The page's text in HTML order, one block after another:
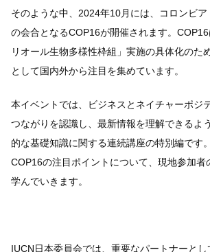
そのような中、2024年10月には、コロンビ
の会合となるCOP16が開催されます。
リオール生物多様性枠組」実施の具体化のた
として国内外から注目を集めています。
本イベントでは、ビジネスとネイチャーポジ
つながりを認識し、最新情報を理解できるよ
的な基礎知識に関する連続講座の特別編です
COP16の注目ポイントについて、現地参加者
学んでいきます。
IUCN日本委員会では、重要なパートナーと